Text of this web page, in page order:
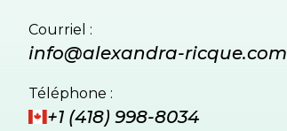
Courriel :
info@alexandra-ricque.com
Téléphone :
+1 (418) 998-8034